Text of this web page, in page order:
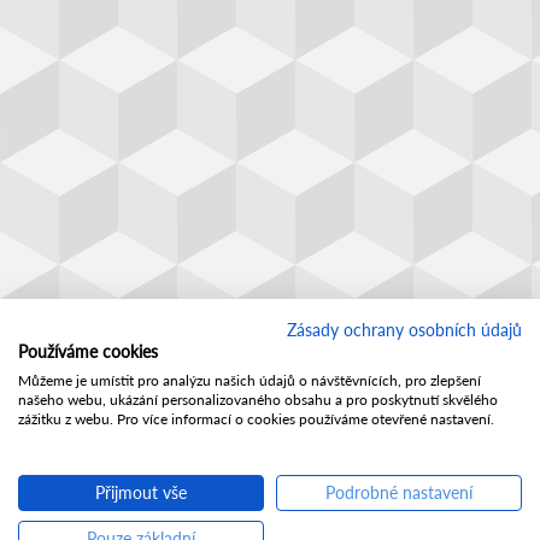
Zásady ochrany osobních údajů
Používáme cookies
Můžeme je umístit pro analýzu našich údajů o návštěvnících, pro zlepšení
našeho webu, ukázání personalizovaného obsahu a pro poskytnutí skvělého
zážitku z webu. Pro více informací o cookies používáme otevřené nastavení.
Přijmout vše Podrobné nastavení